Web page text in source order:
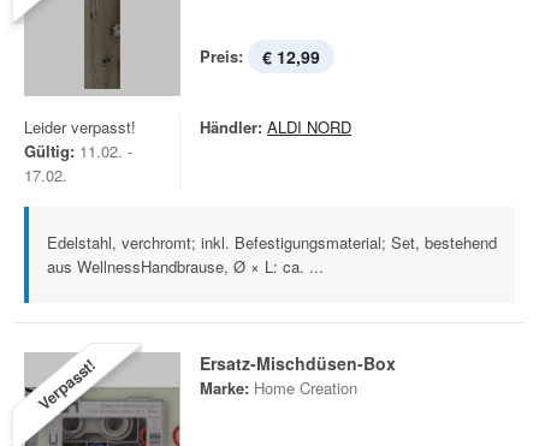
Preis: € 12,99
Leider verpasst!
Gültig: 11.02. -
17.02.
Händler: ALDI NORD
Edelstahl, verchromt; inkl. Befestigungsmaterial; Set, bestehend
aus WellnessHandbrause, Ø × L: ca. ...
Verpasst! Ersatz-Mischdüsen-Box
Marke: Home Creation